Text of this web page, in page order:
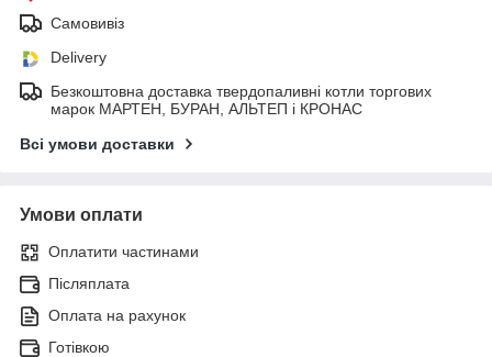
Самовивіз
Delivery
Безкоштовна доставка твердопаливні котли торгових
марок МАРТЕН, БУРАН, АЛЬТЕП і КРОНАС
Всі умови доставки
Умови оплати
Оплатити частинами
Післяплата
Оплата на рахунок
Готівкою